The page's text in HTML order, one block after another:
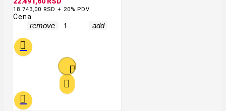
18.743,00 RSD + 20% PDV
Cena
remove add



